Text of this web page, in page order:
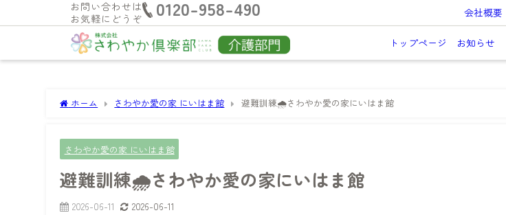
お問い合わせは
お気軽にどうぞ
0120-958-490 会社概要
トップページ お知らせ
ホーム さわやか愛の家 にいはま館 避難訓練🌧️さわやか愛の家にいはま館
さわやか愛の家 にいはま館
避難訓練🌧️さわやか愛の家にいはま館
2026-06-11 2026-06-11